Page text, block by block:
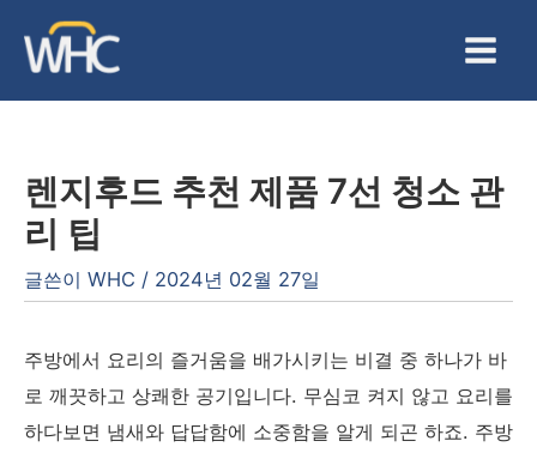
Main
렌지후드 추천 제품 7선 청소 관
리 팁
글쓴이 WHC / 2024년 02월 27일
주방에서 요리의 즐거움을 배가시키는 비결 중 하나가 바
로 깨끗하고 상쾌한 공기입니다. 무심코 켜지 않고 요리를
하다보면 냄새와 답답함에 소중함을 알게 되곤 하죠. 주방